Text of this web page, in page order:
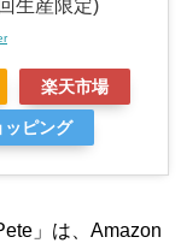
生産限定)
楽天市場
ピング
」は、Amazon